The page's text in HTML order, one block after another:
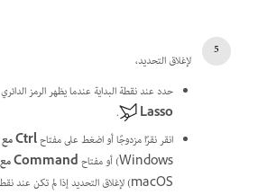
لإغلاق التحديد،
حدد عند نقطة البداية عندما يظهر الرمز
Lasso
.
انقر نقرًا مزدوجًا أو اضغط على مفتاحCtrl مع النقر بزر الماوس
Windows) أو مفتاح
Command مع النقر بزر الماوس
macOS) لإغلاق التحديد إذا لم تكن عند نقطة البداية.